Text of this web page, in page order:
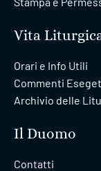
Vita
Orari e Info Utili
Commenti
Archivio delle
Il Duomo
Contatti